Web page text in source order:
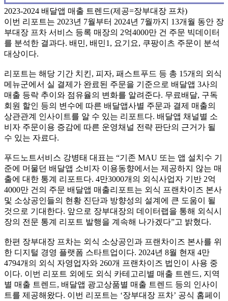
2023-2024 배달앱 매출 트렌드(제공=장부대장 프차)
이번 리포트는 2023년 7월부터 2024년 7월까지 13개월 동안 장
부대장 프차 서비스 등록 매장의 2억4000만 건 주문 빅데이터
를 분석한 결과다. 배민, 배민1, 요기요, 쿠팡이츠 주문이 분석
대상이다.
리포트는 해당 기간 치킨, 피자, 패스트푸드 등 총 15개의 외식
메뉴군에서 실 결제가 완료된 주문을 기준으로 배달앱 3사의
매출 등락 추이와 점유율의 변화를 알려준다. 무료배달, 구독
회원 할인 등의 변수에 따른 배달앱사별 주문과 결제 매출의
상관관계 인사이트를 알 수 있는 리포트다. 배달앱 채널별 소
비자 주문이용 증감에 따른 운영채널 전략 판단의 근거가 될
수 있는 자료다.
푸드노트서비스 강병태 대표는 “기존 MAU 또는 앱 설치수 기
준에 머물던 배달앱 소비자 이용동향에서는 제공하지 않는 매
출에 대한 통계 리포트다. 4만3000개의 외식사업자 기반 2억
4000만 건의 주문 배달앱 매출리포트는 외식 프랜차이즈 본사
및 소상공인들의 현황 진단과 방향성의 설계에 큰 도움이 될
것으로 기대한다. 앞으로 장부대장의 데이터랩을 통해 외식시
장의 전문 통계 리포트 발행을 계속해 나가겠다”고 밝혔다.
한편 장부대장 프차는 외식 소상공인과 프랜차이즈 본사를 위
한 디지털 경영 플랫폼 스타트업이다. 2024년 8월 현재 4만
4794개의 외식 자영업자와 260개 프랜차이즈 법인이 사용 중
이다. 이번 리포트 외에도 외식 카테고리별 매출 트렌드, 지역
별 매출 트렌드, 배달앱 광고상품별 매출 트렌드 등의 인사이
트를 제공해왔다. 이번 리포트는 ‘장부대장 프차’ 공식 홈페이